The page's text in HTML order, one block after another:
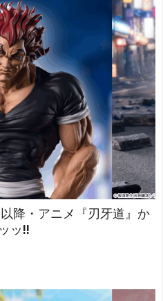
降・アニメ『刃牙道』か
ッ!!